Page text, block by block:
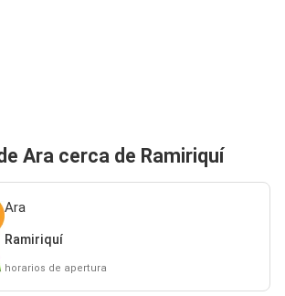
Ara cerca de Ramiriquí
Ara
Ramiriquí
horarios de apertura